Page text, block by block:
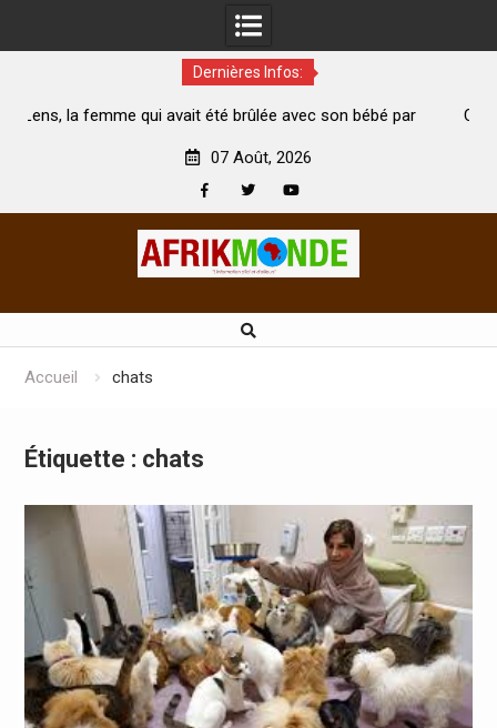
Dernières Infos:
été brûlée avec son bébé par
Coopération: Le ministre
07 Août, 2026
Accueil chats
Étiquette : chats